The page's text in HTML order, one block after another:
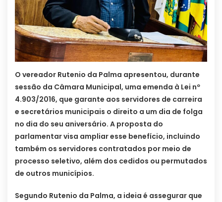
O vereador Rutenio da Palma apresentou, durante
sessão da Câmara Municipal, uma emenda à Lei nº
4.903/2016, que garante aos servidores de carreira
e secretários municipais o direito a um dia de folga
no dia do seu aniversário. A proposta do
parlamentar visa ampliar esse benefício, incluindo
também os servidores contratados por meio de
processo seletivo, além dos cedidos ou permutados
de outros municípios.
Segundo Rutenio da Palma, a ideia é assegurar que